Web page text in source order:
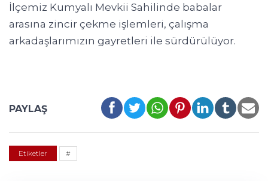
İlçemiz Kumyalı Mevkii Sahilinde babalar
arasına zincir çekme işlemleri, çalışma
arkadaşlarımızın gayretleri ile sürdürülüyor.
PAYLAŞ
Etiketler #